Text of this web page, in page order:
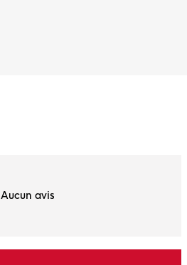
Aucun avis